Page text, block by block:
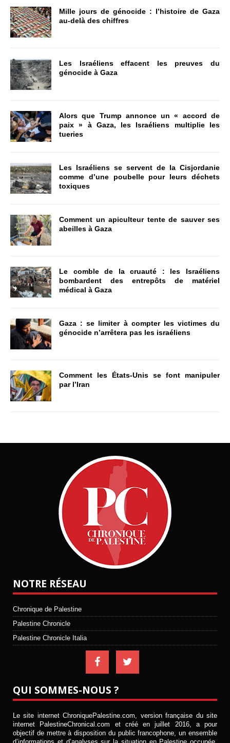
Mille jours de génocide : l’histoire de Gaza
au-delà des chiffres
Les Israéliens effacent les preuves du
génocide à Gaza
Alors que Trump annonce un « accord de
paix » à Gaza, les Israéliens multiplie les
tueries
Les Israéliens se servent de la Cisjordanie
comme d’une poubelle pour leurs déchets
toxiques
Comment un apiculteur tente de sauver ses
abeilles à Gaza
Le comble de la cruauté : les Israéliens
bombardent des entrepôts de matériel
médical à Gaza
Gaza : se limiter à compter les victimes du
génocide n’arrêtera pas les israéliens
Comment les États-Unis se font manipuler
par l’Iran
NOTRE RÉSEAU
Chronique de Palestine
Palestine Chronicle
Palestine Chronicle Italia
QUI SOMMES-NOUS ?
Le site internet ChroniquePalestine.com, version française du site
internet PalestineChronical.com et créé en juillet 2016, a pour
objectif de mettre à disposition du public francophone, un ensemble